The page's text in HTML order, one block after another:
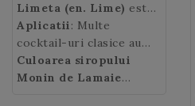
si cu miros puternic de
coaja, un ingredient ideal
in cocktailurile clasice
sau cele de inspiratie
sud-americana, bere sau
Limeta (en. Lime) este
un fruct citric originar
din India sau Malaezia,
asemanator cu lamaia
galbena, dar de marime
Aplicatii: Multe
cocktail-uri clasice au
aroma parfumata a lamaii
verzi cum ar fi Gin and
Culoarea siropului
Monin de Lamaie